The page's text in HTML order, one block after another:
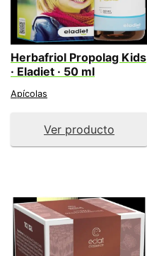
Herbafriol Propolag Kids
· Eladiet · 50 ml
Apícolas
Ver producto